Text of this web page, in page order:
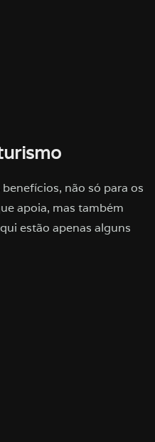
não só para os
apoia, mas também
estão apenas alguns